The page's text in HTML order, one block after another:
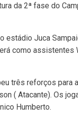
da 2ª fase do
estádio Juca
como assistentes
três reforços para
( Atacante). Os
Humberto.